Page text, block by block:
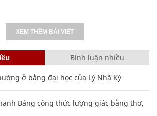
XEM THÊM BÀI VIẾT
Bình luận nhiều
ở bằng đại học của Lý Nhã Kỳ
Bảng công thức lượng giác bằng thơ,